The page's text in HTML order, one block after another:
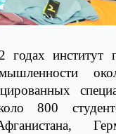
институт
800